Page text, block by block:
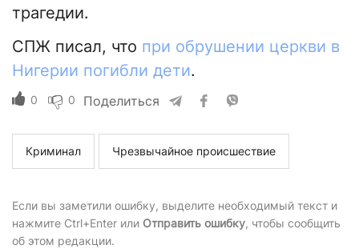
трагедии.
СПЖ писал, что при обрушении церкви в
Нигерии погибли дети.
0 0 Поделиться
Криминал Чрезвычайное происшествие
Если вы заметили ошибку, выделите необходимый текст и
нажмите Ctrl+Enter или Отправить ошибку, чтобы сообщить
об этом редакции.